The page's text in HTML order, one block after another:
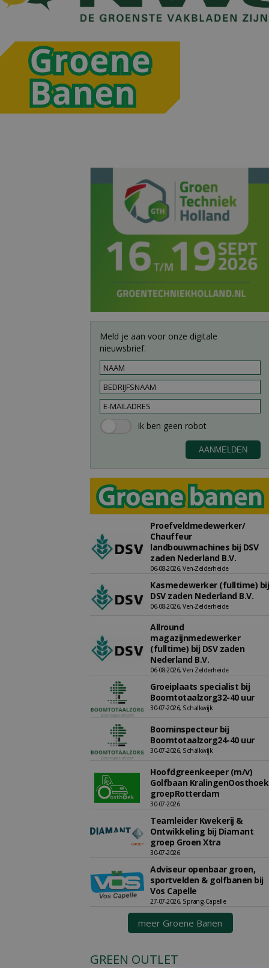
Meld je aan voor onze digitale
nieuwsbrief.
Proefveldmedewerker/
Chauffeur
landbouwmachines bij DSV
zaden Nederland B.V.
06-08-2026, Ven-Zelderheide
Kasmedewerker (fulltime) bij
DSV zaden Nederland B.V.
06-08-2026, Ven-Zelderheide
Allround
magazijnmedewerker
(fulltime) bij DSV zaden
Nederland B.V.
06-08-2026, Ven Zelderheide
Groeiplaats specialist bij
Boomtotaalzorg32-40 uur
30-07-2026, Schalkwijk
Boominspecteur bij
Boomtotaalzorg24-40 uur
30-07-2026, Schalkwijk
Hoofdgreenkeeper (m/v)
Golfbaan KralingenOosthoek
groepRotterdam
30-07-2026
Teamleider Kwekerij &
Ontwikkeling bij Diamant
groep Groen Xtra
30-07-2026
Adviseur openbaar groen,
sportvelden & golfbanen bij
Vos Capelle
27-07-2026, Sprang-Capelle
meer Groene Banen
GREEN OUTLET